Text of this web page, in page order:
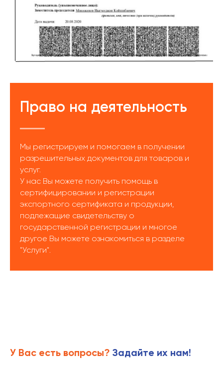
Право на деятельность
Мы регистрируем и помогаем в получении
разрешительных документов для товаров и
услуг.
У нас Вы можете получить помощь в
сертифицировании и регистрации
экспортного сертификата и продукции,
подлежащие свидетельству о
государственной регистрации и многое
другое Вы можете ознакомиться в разделе
"Услуги".
У Вас есть вопросы? Задайте их нам!